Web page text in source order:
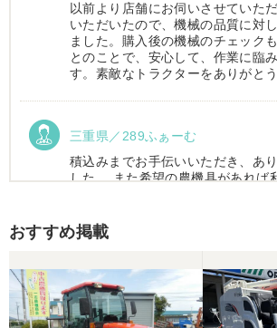
以前より店舗にお伺いさせていた
いただいたので、機械の品質に対
ました。購入後の機械のチェック
とのことで、安心して、作業に臨
す。素敵なトラクターをありがと
三重県／289ふぁーむ
積込みまでお手伝いいただき、あ
した。 また希望の農機具があれば
この度はお世話になりました。ま
よろしくお願いします。
おすすめ掲載